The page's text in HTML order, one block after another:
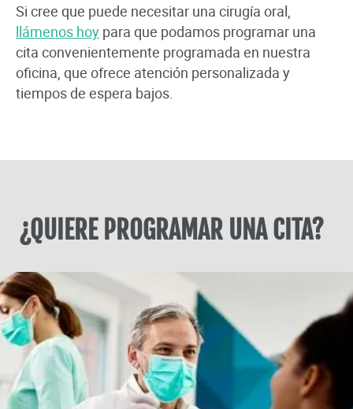
Si cree que puede necesitar una cirugía oral,
llámenos hoy para que podamos programar una
cita convenientemente programada en nuestra
oficina, que ofrece atención personalizada y
tiempos de espera bajos.
¿QUIERE PROGRAMAR UNA CITA?